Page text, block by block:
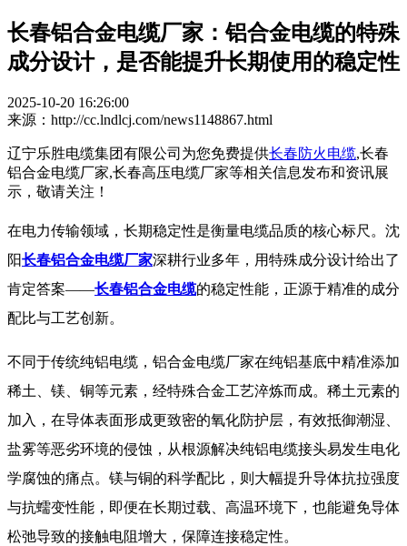
长春铝合金电缆厂家：铝合金电缆的特殊
成分设计，是否能提升长期使用的稳定性
2025-10-20 16:26:00
来源：http://cc.lndlcj.com/news1148867.html
辽宁乐胜电缆集团有限公司为您免费提供长春防火电缆,长春
铝合金电缆厂家,长春高压电缆厂家等相关信息发布和资讯展
示，敬请关注！
在电力传输领域，长期稳定性是衡量电缆品质的核心标尺。 沈
阳长春铝合金电缆厂家深耕行业多年，用特殊成分设计给出了
肯定答案——长春铝合金电缆的稳定性能，正源于精准的成分
配比与工艺创新。
不同于传统纯铝电缆， 铝合金电缆厂家在纯铝基底中精准添加
稀土、镁、铜等元素，经特殊合金工艺淬炼而成。稀土元素的
加入，在导体表面形成更致密的氧化防护层，有效抵御潮湿、
盐雾等恶劣环境的侵蚀，从根源解决纯铝电缆接头易发生电化
学腐蚀的痛点。镁与铜的科学配比，则大幅提升导体抗拉强度
与抗蠕变性能，即便在长期过载、高温环境下，也能避免导体
松弛导致的接触电阻增大，保障连接稳定性。